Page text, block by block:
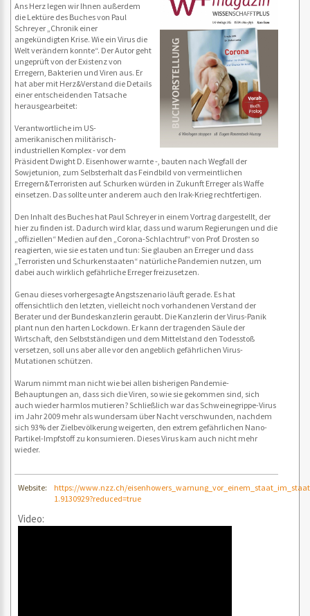
Ans Herz legen wir Ihnen außerdem
die Lektüre des Buches von Paul
Schreyer „Chronik einer
angekündigten Krise. Wie ein Virus die
Welt verändern konnte“. Der Autor geht
ungeprüft von der Existenz von
Erregern, Bakterien und Viren aus. Er
hat aber mit Herz&Verstand die Details
einer entscheidenden Tatsache
herausgearbeitet:
Verantwortliche im US-
amerikanischen militärisch-
industriellen Komplex - vor dem
Präsident Dwight D. Eisenhower warnte -, bauten nach Wegfall der
Sowjetunion, zum Selbsterhalt das Feindbild von vermeintlichen
Erregern&Terroristen auf. Schurken würden in Zukunft Erreger als Waffe
einsetzen. Das sollte unter anderem auch den Irak-Krieg rechtfertigen.
Den Inhalt des Buches hat Paul Schreyer in einem Vortrag dargestellt, der
hier zu finden ist. Dadurch wird klar, dass und warum Regierungen und die
„offiziellen“ Medien auf den „Corona-Schlachtruf“ von Prof. Drosten so
reagierten, wie sie es taten und tun: Sie glauben an Erreger und dass
„Terroristen und Schurkenstaaten“ natürliche Pandemien nutzen, um
dabei auch wirklich gefährliche Erreger freizusetzen.
Genau dieses vorhergesagte Angstszenario läuft gerade. Es hat
offensichtlich den letzten, vielleicht noch vorhandenen Verstand der
Berater und der Bundeskanzlerin geraubt. Die Kanzlerin der Virus-Panik
plant nun den harten Lockdown. Er kann der tragenden Säule der
Wirtschaft, den Selbstständigen und dem Mittelstand den Todesstoß
versetzen, soll uns aber alle vor den angeblich gefährlichen Virus-
Mutationen schützen.
Warum nimmt man nicht wie bei allen bisherigen Pandemie-
Behauptungen an, dass sich die Viren, so wie sie gekommen sind, sich
auch wieder harmlos mutieren? Schließlich war das Schweinegrippe-Virus
im Jahr 2009 mehr als wundersam über Nacht verschwunden, nachdem
sich 93% der Zielbevölkerung weigerten, den extrem gefährlichen Nano-
Partikel-Impfstoff zu konsumieren. Dieses Virus kam auch nicht mehr
wieder.
Website:
https://www.nzz.ch/
1.9130929?reduced=true
Video: